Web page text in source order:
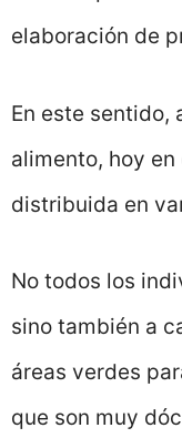
elaboración de
En este sentido,
alimento, hoy
distribuida en
No todos los
sino también a
áreas verdes
que son muy